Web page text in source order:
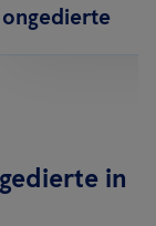
ongedierte
in